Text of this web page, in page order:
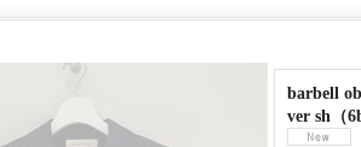
barbell
ver sh（